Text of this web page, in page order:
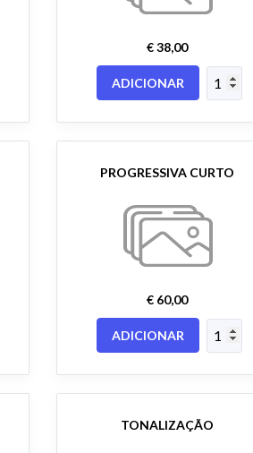
€ 38,00
ADICIONAR
PROGRESSIVA CURTO
€ 60,00
ADICIONAR
TONALIZAÇÃO